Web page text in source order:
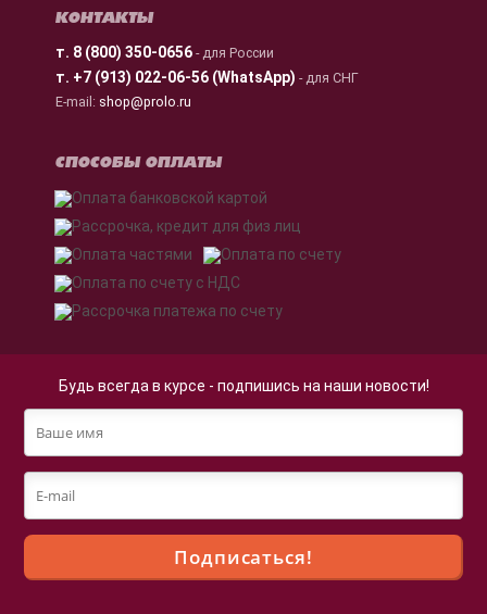
КОНТАКТЫ
т. 8 (800) 350-0656- для России
т. +7 (913) 022-06-56 (WhatsApp) - для СНГ
E-mail: shop@prolo.ru
СПОСОБЫ ОПЛАТЫ
Будь всегда в курсе - подпишись на наши новости!